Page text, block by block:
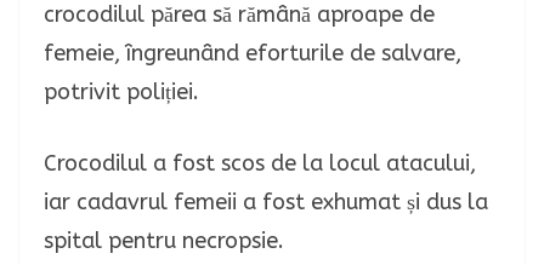
crocodilul părea să rămână aproape de
femeie, îngreunând eforturile de salvare,
potrivit poliției.
Crocodilul a fost scos de la locul atacului,
iar cadavrul femeii a fost exhumat și dus la
spital pentru necropsie.